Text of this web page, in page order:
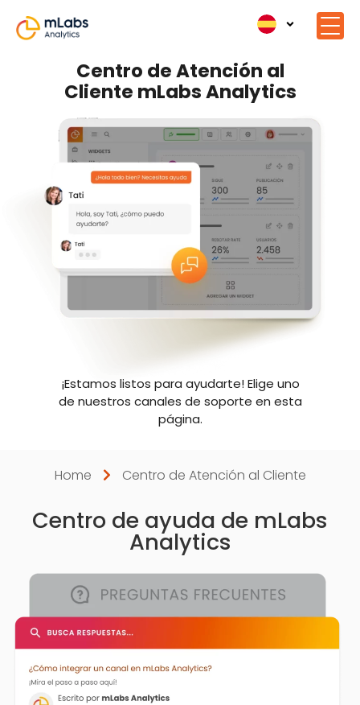
Centro de Atención al
Cliente mLabs Analytics
¡Estamos listos para ayudarte! Elige uno
de nuestros canales de soporte en esta
página.
Home Centro de Atención al Cliente
Centro de ayuda de mLabs
Analytics